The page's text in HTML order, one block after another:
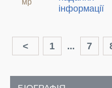
мр
інформації
< 1 ... 7